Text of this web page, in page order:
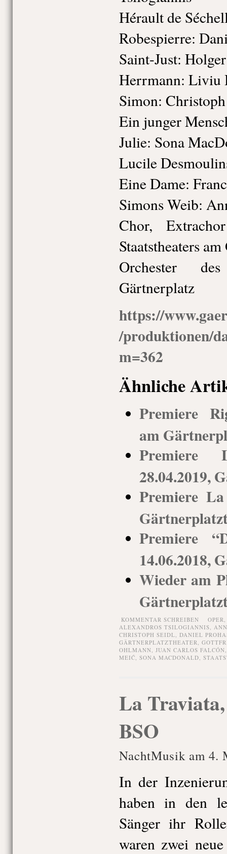
Hérault de
Robespierre:
Saint-Just:
Herrmann: Liviu
Simon:
Ein junger
Julie: Sona
Lucile
Eine Dame:
Simons Weib:
Chor,
Staatstheaters
Orchester
Gärtnerplatz
https://
/produktionen/
m=362
Ähnliche
Premiere
am
Premiere
28.04.2019,
Premiere La
Premiere
14.06.2018,
Wieder am
KOMMENTAR SCHREIBEN
ALEXANDROS TSILOGIANNIS,
CHRISTOPH SEIDL, DANIEL
GÄRTNERPLATZTHEATER,
OHLMANN, JUAN CARLOS FALCÓN
MEIĆ, SONA MACDONALD,
La
BSO
NachtMusik am 4.
In der
haben in den
Sänger ihr
waren zwei